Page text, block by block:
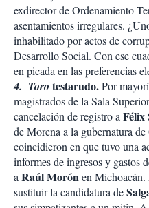
exdirector de Ordenamiento
asentamientos irregulares.
inhabilitado por actos de
Desarrollo Social. Con ese
en picada en las preferencias
4. Toro testarudo.Por
magistrados de la Sala
cancelación de registro a Félix
de Morena a la gubernatura
coincidieron en que tuvo una
informes de ingresos y gastos
a Raúl Morónen Michoacán.
sustituir la candidatura de